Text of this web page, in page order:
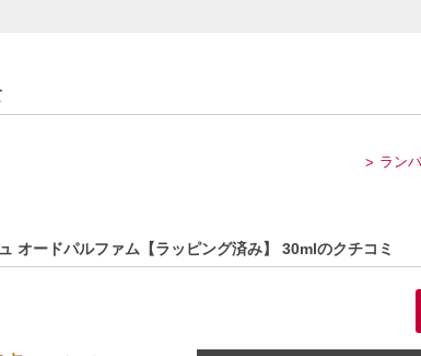
ラン
オードパルファム【ラッピング済み】 30mlのクチコミ